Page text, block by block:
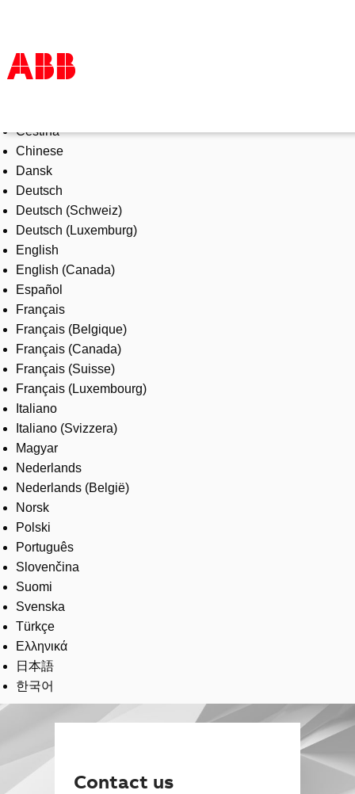
Products & Solutions
Industries
Services
About us
Where to buy
Contact us
Careers
Čeština
Chinese
Dansk
Deutsch
Deutsch (Schweiz)
Deutsch (Luxemburg)
English
English (Canada)
Español
Français
Français (Belgique)
Français (Canada)
Français (Suisse)
Français (Luxembourg)
Italiano
Italiano (Svizzera)
Magyar
Nederlands
Nederlands (België)
Norsk
Polski
Português
Slovenčina
Suomi
Svenska
Türkçe
Ελληνικά
日本語
한국어
Contact us